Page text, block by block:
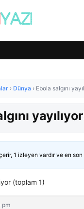
› Dünya › Ebola salgını
1 izleyen vardır ve en son
(toplam 1)
pm